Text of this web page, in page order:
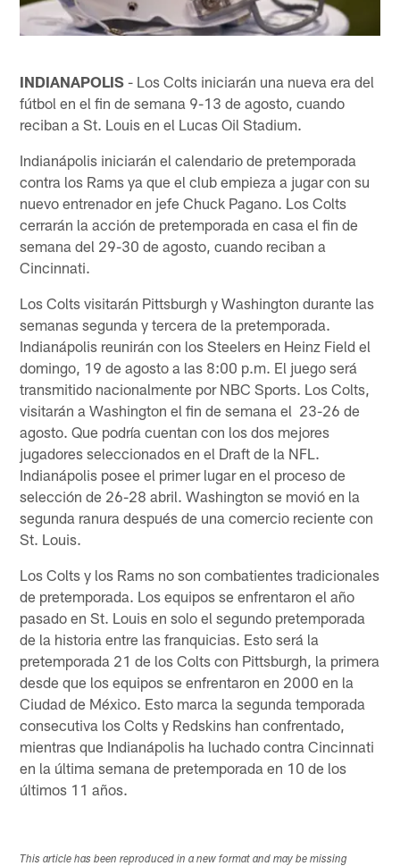
INDIANAPOLIS - Los Colts iniciarán una nueva era del
fútbol en el fin de semana 9-13 de agosto, cuando
reciban a St. Louis en el Lucas Oil Stadium.
Indianápolis iniciarán el calendario de pretemporada
contra los Rams ya que el club empieza a jugar con su
nuevo entrenador en jefe Chuck Pagano. Los Colts
cerrarán la acción de pretemporada en casa el fin de
semana del 29-30 de agosto, cuando reciban a
Cincinnati.
Los Colts visitarán Pittsburgh y Washington durante las
semanas segunda y tercera de la pretemporada.
Indianápolis reunirán con los Steelers en Heinz Field el
domingo, 19 de agosto a las 8:00 p.m. El juego será
transmitido nacionalmente por NBC Sports. Los Colts,
visitarán a Washington el fin de semana el 23-26 de
agosto. Que podría cuentan con los dos mejores
jugadores seleccionados en el Draft de la NFL.
Indianápolis posee el primer lugar en el proceso de
selección de 26-28 abril. Washington se movió en la
segunda ranura después de una comercio reciente con
St. Louis.
Los Colts y los Rams no son combatientes tradicionales
de pretemporada. Los equipos se enfrentaron el año
pasado en St. Louis en solo el segundo pretemporada
de la historia entre las franquicias. Esto será la
pretemporada 21 de los Colts con Pittsburgh, la primera
desde que los equipos se enfrentaron en 2000 en la
Ciudad de México. Esto marca la segunda temporada
consecutiva los Colts y Redskins han confrentado,
mientras que Indianápolis ha luchado contra Cincinnati
en la última semana de pretemporada en 10 de los
últimos 11 años.
This article has been reproduced in a new format and may be missing